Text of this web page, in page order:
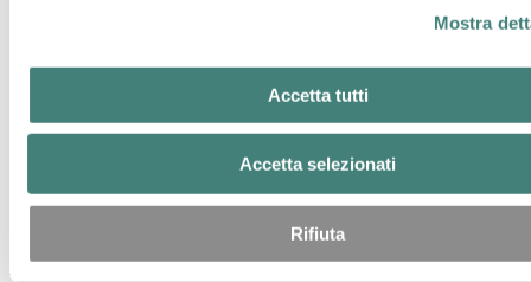
Mostra
Accetta tutti
Accetta selezionati
Rifiuta
Alluminio per prodotti a batteria